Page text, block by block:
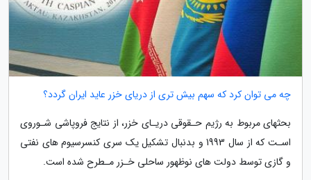
چه می توان کرد که سهم بیش تری از دریای خزر عاید ایران گردد؟
بحثهای مربوط به رژیم حـقوقی دریـای خزر، از نتایج فروپاشی شـوروی
اسـت که از سال 1993 و بدنبال تشکیل یک سری کنسرسیوم های نفتی
و گازی توسط دولت های نوظهور ساحلی خـزر مـطرح شده است.